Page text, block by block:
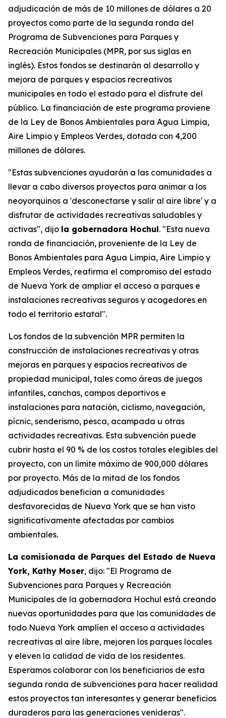
adjudicación de más de 10 millones de dólares a 20
proyectos como parte de la segunda ronda del
Programa de Subvenciones para Parques y
Recreación Municipales (MPR, por sus siglas en
inglés). Estos fondos se destinarán al desarrollo y
mejora de parques y espacios recreativos
municipales en todo el estado para el disfrute del
público. La financiación de este programa proviene
de la Ley de Bonos Ambientales para Agua Limpia,
Aire Limpio y Empleos Verdes, dotada con 4,200
millones de dólares.
"Estas subvenciones ayudarán a las comunidades a
llevar a cabo diversos proyectos para animar a los
neoyorquinos a 'desconectarse y salir al aire libre' y a
disfrutar de actividades recreativas saludables y
activas", dijo la gobernadora Hochul. "Esta nueva
ronda de financiación, proveniente de la Ley de
Bonos Ambientales para Agua Limpia, Aire Limpio y
Empleos Verdes, reafirma el compromiso del estado
de Nueva York de ampliar el acceso a parques e
instalaciones recreativas seguros y acogedores en
todo el territorio estatal".
Los fondos de la subvención MPR permiten la
construcción de instalaciones recreativas y otras
mejoras en parques y espacios recreativos de
propiedad municipal, tales como áreas de juegos
infantiles, canchas, campos deportivos e
instalaciones para natación, ciclismo, navegación,
pícnic, senderismo, pesca, acampada u otras
actividades recreativas. Esta subvención puede
cubrir hasta el 90 % de los costos totales elegibles del
proyecto, con un límite máximo de 900,000 dólares
por proyecto. Más de la mitad de los fondos
adjudicados benefician a comunidades
desfavorecidas de Nueva York que se han visto
significativamente afectadas por cambios
ambientales.
La comisionada de Parques del Estado de Nueva
York, Kathy Moser, dijo: "El Programa de
Subvenciones para Parques y Recreación
Municipales de la gobernadora Hochul está creando
nuevas oportunidades para que las comunidades de
todo Nueva York amplíen el acceso a actividades
recreativas al aire libre, mejoren los parques locales
y eleven la calidad de vida de los residentes.
Esperamos colaborar con los beneficiarios de esta
segunda ronda de subvenciones para hacer realidad
estos proyectos tan interesantes y generar beneficios
duraderos para las generaciones venideras".